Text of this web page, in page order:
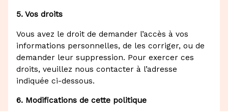
5. Vos droits
Vous avez le droit de demander l’accès à vos
informations personnelles, de les corriger, ou de
demander leur suppression. Pour exercer ces
droits, veuillez nous contacter à l’adresse
indiquée ci-dessous.
6. Modifications de cette politique